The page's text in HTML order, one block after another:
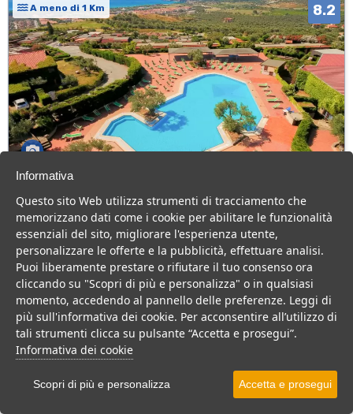
A meno di 1 Km 8.2
Calabria > Calabria Ionica > Squillace > Squillace Lido
103 Camere
Villaggio 4 stelle in posizione panoramica sul Golfo di Squillace,
consigliato alle famiglie.
Villaggio Resort Hotel
VEDI SU MAPPA
Informativa
Questo sito Web utilizza strumenti di tracciamento che
memorizzano dati come i cookie per abilitare le funzionalità
essenziali del sito, migliorare l'esperienza utente,
personalizzare le offerte e la pubblicità, effettuare analisi.
Puoi liberamente prestare o rifiutare il tuo consenso ora
cliccando su "Scopri di più e personalizza" o in qualsiasi
momento, accedendo al pannello delle preferenze. Leggi di
più sull'informativa dei cookie. Per acconsentire all’utilizzo di
tali strumenti clicca su pulsante “Accetta e prosegui”.
Informativa dei cookie
Scopri di più e personalizza Accetta e prosegui